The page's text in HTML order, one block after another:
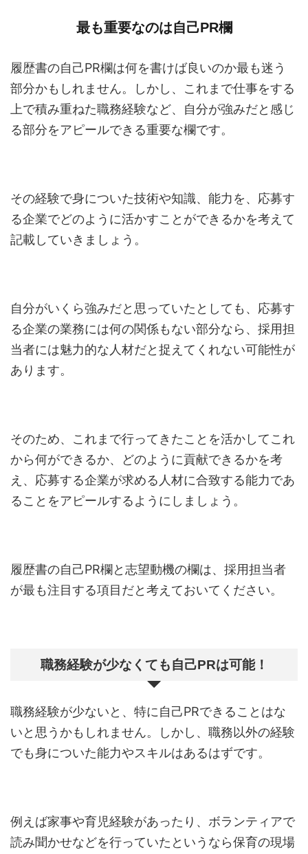
最も重要なのは自己PR欄
履歴書の自己PR欄は何を書けば良いのか最も迷う
部分かもしれません。しかし、これまで仕事をする
上で積み重ねた職務経験など、自分が強みだと感じ
る部分をアピールできる重要な欄です。
その経験で身についた技術や知識、能力を、応募す
る企業でどのように活かすことができるかを考えて
記載していきましょう。
自分がいくら強みだと思っていたとしても、応募す
る企業の業務には何の関係もない部分なら、採用担
当者には魅力的な人材だと捉えてくれない可能性が
あります。
そのため、これまで行ってきたことを活かしてこれ
から何ができるか、どのように貢献できるかを考
え、応募する企業が求める人材に合致する能力であ
ることをアピールするようにしましょう。
履歴書の自己PR欄と志望動機の欄は、採用担当者
が最も注目する項目だと考えておいてください。
職務経験が少なくても自己PRは可能！
職務経験が少ないと、特に自己PRできることはな
いと思うかもしれません。しかし、職務以外の経験
でも身についた能力やスキルはあるはずです。
例えば家事や育児経験があったり、ボランティアで
読み聞かせなどを行っていたというなら保育の現場